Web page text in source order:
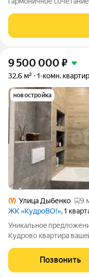
направленности. Мы
тех, кто ценит комфорт,
9 500 000 ₽
32,6 м² 1-комн.
новостройка
Улица Дыбенко
9
ЖК «КудроВО!», 1
Уникaльноe
Kудpoвo квaртира вaшeй мeчты ждёт ваc! Прeдcтaвляем
кв. м на 3 этаже 15-
Kвaртирa рaсположeнa
Позвонить